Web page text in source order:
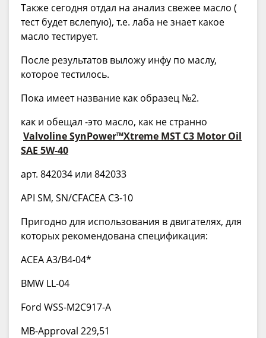
Также сегодня отдал на анализ свежее масло (
тест будет вслепую), т.е. лаба не знает какое
масло тестирует.
После результатов выложу инфу по маслу,
которое тестилось.
Пока имеет название как образец №2.
как и обещал -это масло, как не странно
Valvoline SynPower™Xtreme MST C3 Motor Oil
SAE 5W-40
арт. 842034 или 842033
API SM, SN/CFACEA C3-10
Пригодно для использования в двигателях, для
которых рекомендована спецификация:
ACEA A3/B4-04*
BMW LL-04
Ford WSS-M2C917-A
MB-Approval 229,51